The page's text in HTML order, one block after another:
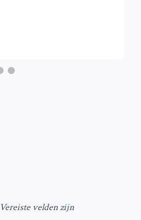
Vereiste velden zijn